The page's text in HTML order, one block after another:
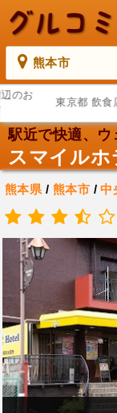
熊本市
のお
東京都 飲食
駅近で快適、ウ
スマイルホ
熊本県 / 熊本市 /中
.